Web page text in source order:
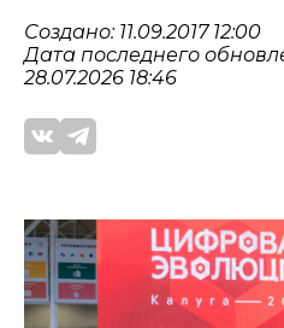
Создано: 11.09.2017 12:00
Дата последнего
28.07.2026 18:46